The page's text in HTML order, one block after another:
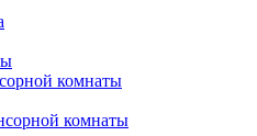
комнаты
комнаты